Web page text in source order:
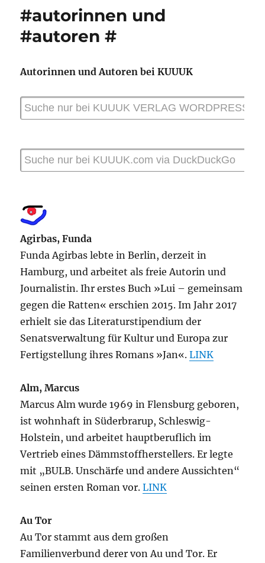
#autorinnen und
#autoren #
Autorinnen und Autoren bei KUUUK
Agirbas, Funda
Funda Agirbas lebte in Berlin, derzeit in
Hamburg, und arbeitet als freie Autorin und
Journalistin. Ihr erstes Buch »Lui – gemeinsam
gegen die Ratten« erschien 2015. Im Jahr 2017
erhielt sie das Literaturstipendium der
Senatsverwaltung für Kultur und Europa zur
Fertigstellung ihres Romans »Jan«.LINK
Alm, Marcus
Marcus Alm wurde 1969 in Flensburg geboren,
ist wohnhaft in Süderbrarup, Schleswig-
Holstein, und arbeitet hauptberuflich im
Vertrieb eines Dämmstoffherstellers. Er legte
mit „BULB. Unschärfe und andere Aussichten“
seinen ersten Roman vor.LINK
Au Tor
Au Tor stammt aus dem großen
Familienverbund derer von Au und Tor. Er